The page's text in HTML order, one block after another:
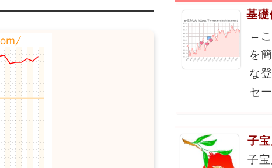
基
←
を
な
セ
子
子